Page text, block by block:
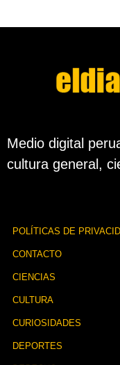
Medio digital
cultura general,
POLÍTICAS DE
CONTACTO
CIENCIAS
CULTURA
CURIOSIDADES
DEPORTES